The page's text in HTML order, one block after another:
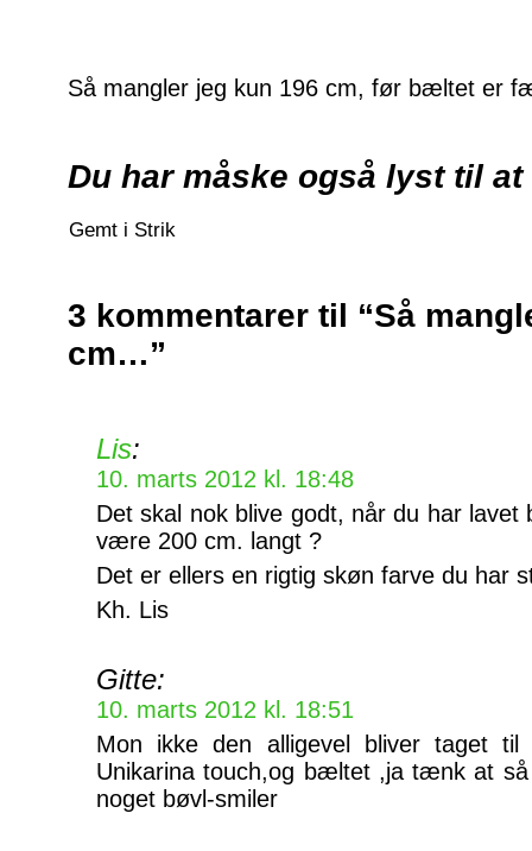
Så mangler jeg kun 196 cm, før bæltet er
Du har måske også lyst til
Gemt i Strik
3 kommentarer til “Så
cm…”
Lis:
10. marts 2012 kl. 18:48
Det skal nok blive godt, når du har
være 200 cm. langt ?
Det er ellers en rigtig skøn farve du har
Kh. Lis
Gitte:
10. marts 2012 kl. 18:51
Mon ikke den alligevel bliver taget
Unikarina touch,og bæltet ,ja tænk at
noget bøvl-smiler